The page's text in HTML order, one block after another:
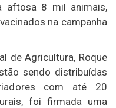
aftosa 8 mil animais,
na campanha
de Agricultura, Roque
sendo distribuídas
com até 20
foi firmada uma